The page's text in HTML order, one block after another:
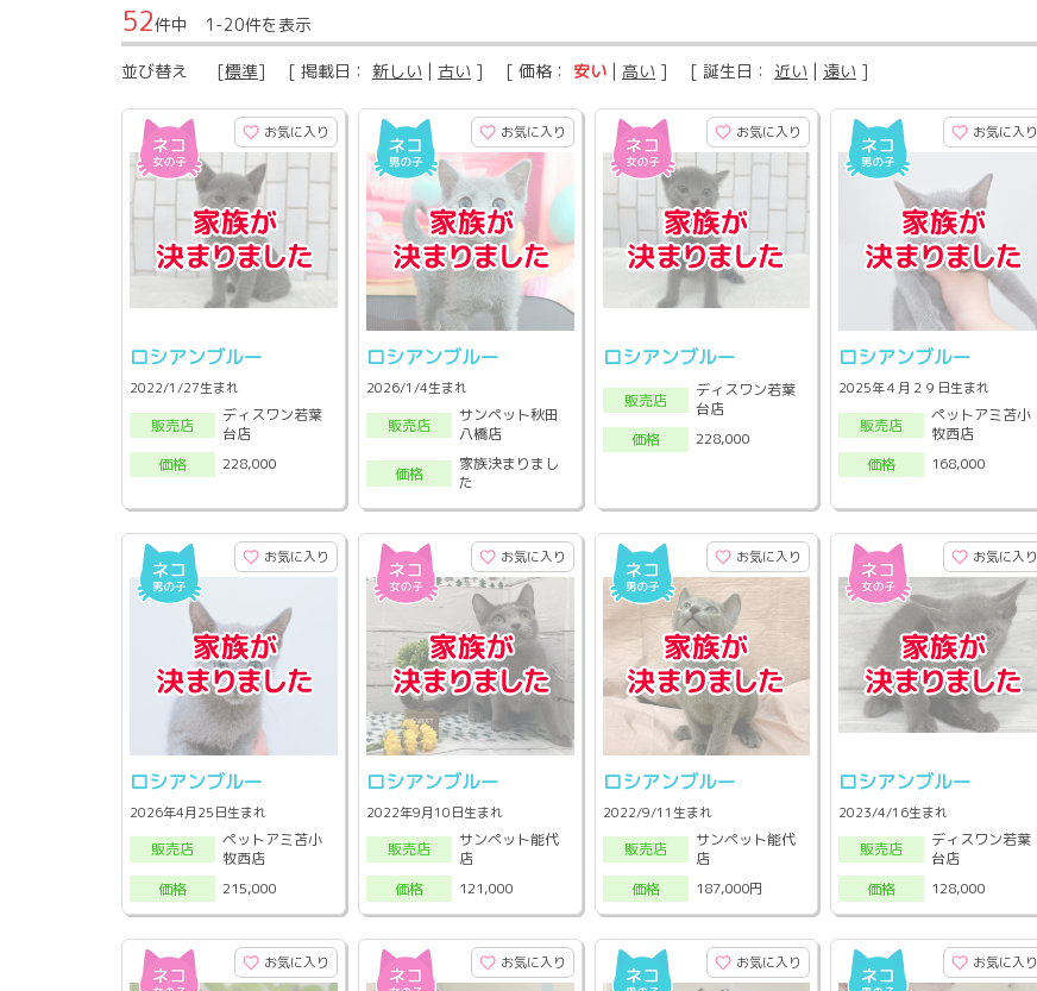
52件中 1-20件を表示
並び替え [標準] [ 掲載日： 新しい | 古い ] [ 価格： 安い | 高い ] [ 誕生日： 近い | 遠い ]
お気に入り
ロシアンブルー
2022/1/27生まれ
販売店
ディスワン若葉
台店
価格
228,000
お気に入り
ロシアンブルー
2026/1/4生まれ
販売店
サンペット秋田
八橋店
価格
家族決まりまし
た
お気に入り
ロシアンブルー
販売店
ディスワン若葉
台店
価格
228,000
お気に入り
ロシアンブルー
2025年４月２９日生まれ
販売店
ペットアミ苫小
牧西店
価格
168,000
お気に入り
ロシアンブルー
2026年4月25日生まれ
販売店
ペットアミ苫小
牧西店
価格
215,000
お気に入り
ロシアンブルー
2022年9月10日生まれ
販売店
サンペット能代
店
価格
121,000
お気に入り
ロシアンブルー
2022/9/11生まれ
販売店
サンペット能代
店
価格
187,000円
お気に入り
ロシアンブルー
2023/4/16生まれ
販売店
ディスワン若葉
台店
価格
128,000
お気に入り お気に入り お気に入り お気に入り